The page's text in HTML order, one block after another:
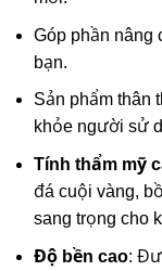
Góp phần nâng
bạn.
Sản phẩm thân
khỏe người sử
Tính thẩm mỹ
đá cuội vàng,
sang trọng cho
Độ bền cao: